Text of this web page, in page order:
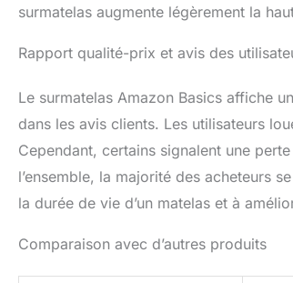
surmatelas augmente légèrement la
Rapport qualité-prix et avis des
Le surmatelas Amazon Basics affiche
dans les avis clients. Les utilisateurs
Cependant, certains signalent une
l’ensemble, la majorité des acheteurs
la durée de vie d’un matelas et à
Comparaison avec d’autres produits